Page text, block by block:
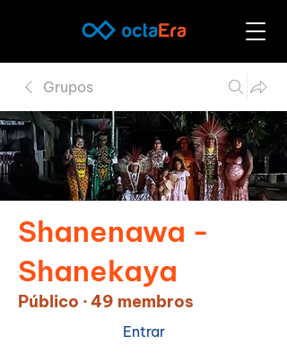
Grupos
Shanenawa -
Shanekaya
Público ·49 membros
Entrar